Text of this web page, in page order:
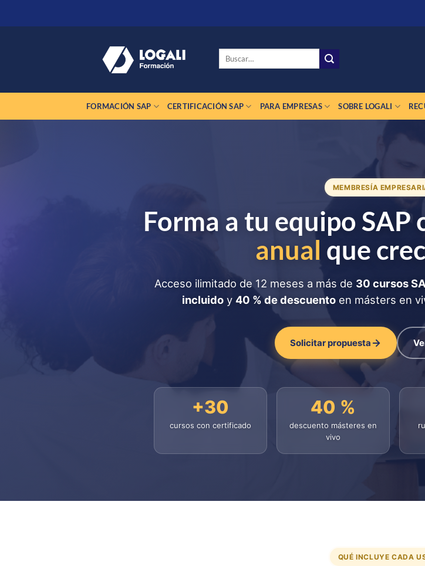
Buscar
FORMACIÓN SAP CERTIFICACIÓN SAP PARA EMPRESAS SOBRE LOGALI
MEMBRESÍA
Forma a tu equipo SAP
anual que
Acceso ilimitado de 12 meses a más de 30 cursos
incluido y 40 % de descuento en másters en
Solicitar propuesta
+30
cursos con certificado
40 %
descuento másteres en
vivo
QUÉ INCLUYE CADA